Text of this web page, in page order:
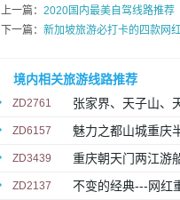
上一篇： 2020国内最美自驾线路推荐
下一篇： 新加坡旅游必打卡的四款网
境内相关旅游线路推荐
ZD2761 张家界、天子山、
ZD6157 魅力之都山城重庆
ZD3439 重庆朝天门两江游
ZD2137 不变的经典---网红